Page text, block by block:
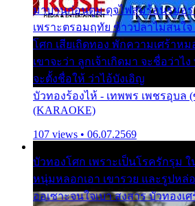
มาบานก่อนตูม ดุจไฟสุมร้อนรุมอุร
เพราะตรอมฤทัย ข้าวปลาไม่สนใจ
โศก เสียเถิดทอง พักความเศร้าหม
เขาจะว่า ลูกเจ้าเกิดมา จะชื่อว่าไ
จะตั้งชื่อให้ ว่าไอ้บังเอิญ
บัวทองร้องไห้ - เทพพร เพชรอุบล
(KARAOKE)
107 views • 06.07.2569
บัวทองโศก เพราะเป็นโรครักรุม
หนุ่มหลอกเอา เขารวย และรูปหล่
ออเซาะจนใจเบา สงสาร บัวทองเ